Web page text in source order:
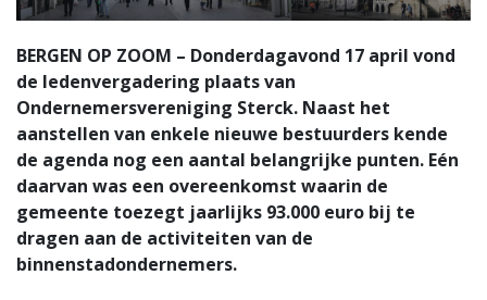
BERGEN OP ZOOM – Donderdagavond 17 april vond
de ledenvergadering plaats van
Ondernemersvereniging Sterck. Naast het
aanstellen van enkele nieuwe bestuurders kende
de agenda nog een aantal belangrijke punten. Eén
daarvan was een overeenkomst waarin de
gemeente toezegt jaarlijks 93.000 euro bij te
dragen aan de activiteiten van de
binnenstadondernemers.